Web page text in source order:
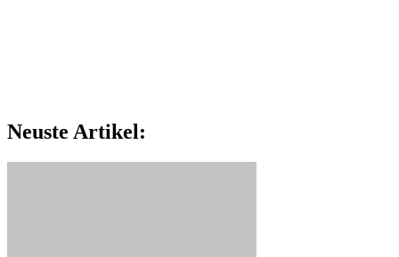
Neuste Artikel: